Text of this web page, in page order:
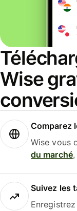
Wise
Comparez
Wise vous
du marché,
Suivez les